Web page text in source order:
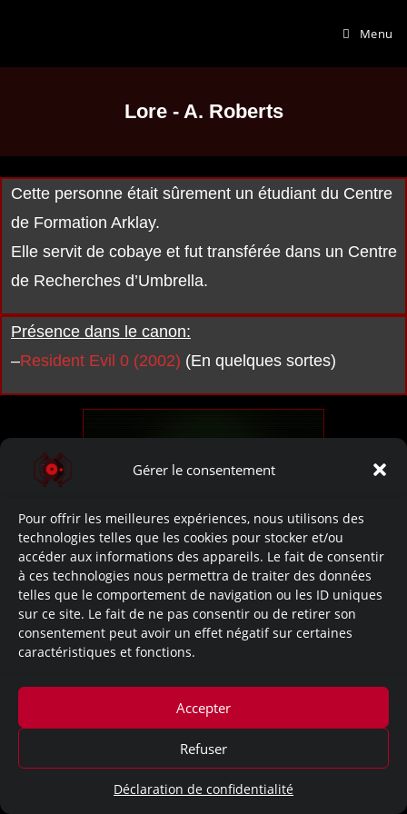
Gérer le consentement
Pour offrir les meilleures expériences, nous utilisons des
technologies telles que les cookies pour stocker et/ou
accéder aux informations des appareils. Le fait de consentir
à ces technologies nous permettra de traiter des données
telles que le comportement de navigation ou les ID uniques
sur ce site. Le fait de ne pas consentir ou de retirer son
consentement peut avoir un effet négatif sur certaines
caractéristiques et fonctions.
Accepter
Refuser
Déclaration de confidentialité
Menu
Lore - A. Roberts
Cette personne était sûrement un étudiant du Centre
de Formation Arklay.
Elle servit de cobaye et fut transférée dans un Centre
de Recherches d’Umbrella.
Présence dans le canon:
–Resident Evil 0 (2002) (En quelques sortes)
No Data.
~Apparition dans ces documents:
Resident Evil 0
Mentions légales